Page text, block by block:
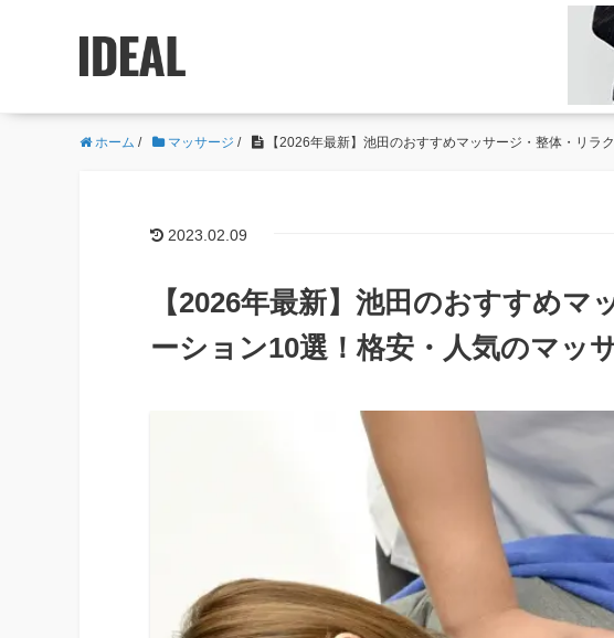
ホーム / マッサージ / 【2026年最新】池田のおすすめマッサージ・整体・リ
2023.02.09
【2026年最新】池田のおすすめ
ーション10選！格安・人気のマッ